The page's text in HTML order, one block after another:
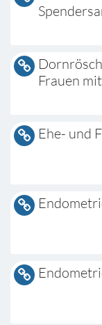
Frauen
Ehe- und